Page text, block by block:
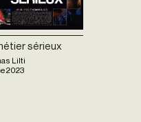
sérieux
Lilti
2023